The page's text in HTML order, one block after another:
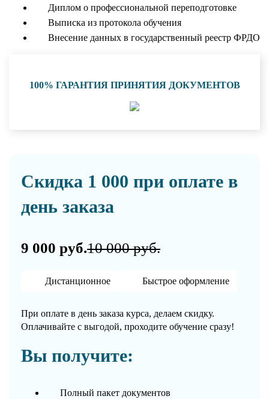
Диплом о профессиональной переподготовке
Выписка из протокола обучения
Внесение данных в государственный реестр ФРДО
100% ГАРАНТИЯ ПРИНЯТИЯ ДОКУМЕНТОВ
Скидка 1 000 при оплате в
день заказа
9 000 руб.10 000 руб.
Дистанционное Быстрое оформление
При оплате в день заказа курса, делаем скидку.
Оплачивайте с выгодой, проходите обучение сразу!
Вы получите:
Полный пакет документов